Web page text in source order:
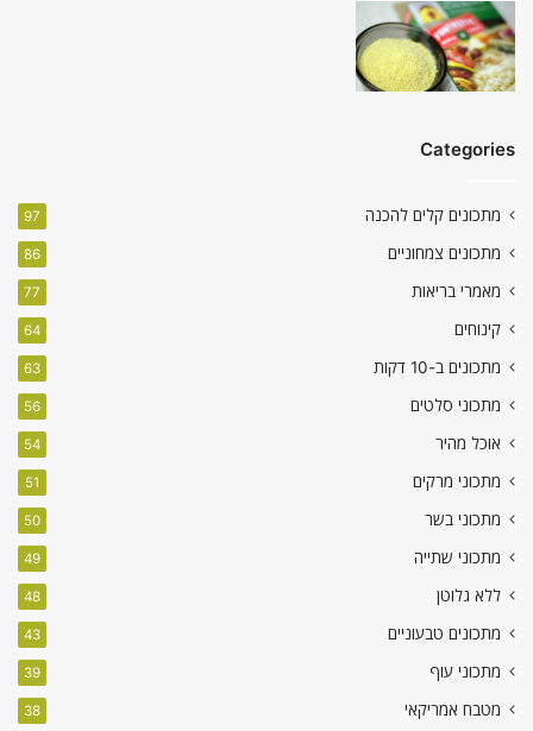
Categories
מתכונים קלים להכנה 97
מתכונים צמחוניים 86
מאמרי בריאות 77
קינוחים 64
מתכונים ב-10 דקות 63
מתכוני סלטים 56
אוכל מהיר 54
מתכוני מרקים 51
מתכוני בשר 50
מתכוני שתייה 49
ללא גלוטן 48
מתכונים טבעוניים 43
מתכוני עוף 39
מטבח אמריקאי 38